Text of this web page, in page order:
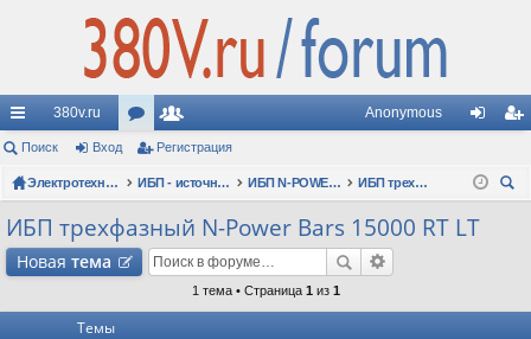
с
ы
лк
380v.ru
ор
ум
ол
ьз
ат
Anonymous
д ис
Поиск Вход Регистрация
Электротехнические форумы ИБП - источники бесперебойного питания ИБП N-POWER: новые модели (презентации, фотосессии, обзоры)
ИБП трехфазный N-Power Bars 15000 RT LT
ИБП трехфазный N-Power Bars 15000 RT LT
Новая тема
1 тема • Страница 1 из 1
Темы